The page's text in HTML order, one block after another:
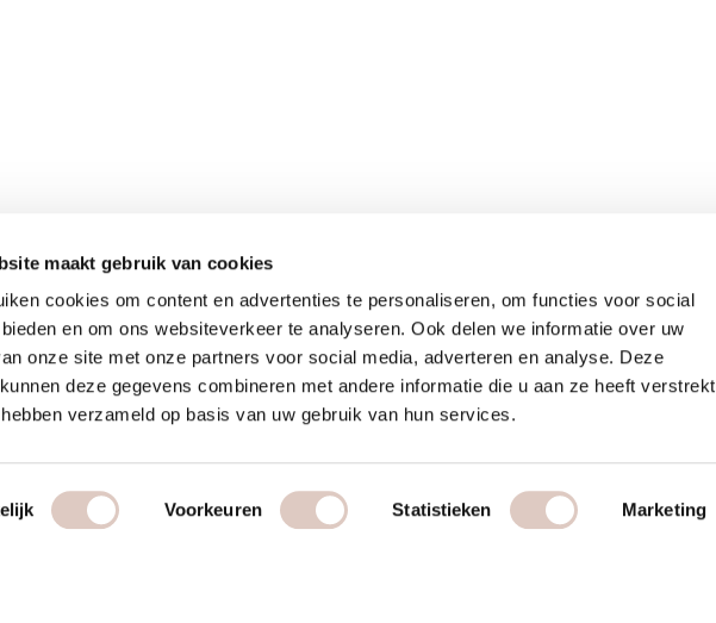
maakt gebruik van cookies
cookies om content en advertenties te personaliseren, om functies voor social
en om ons websiteverkeer te analyseren. Ook delen we informatie over uw
onze site met onze partners voor social media, adverteren en analyse. Deze
deze gegevens combineren met andere informatie die u aan ze heeft verstrekt
verzameld op basis van uw gebruik van hun services.
Voorkeuren Statistieken Marketing